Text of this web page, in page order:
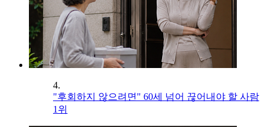
4.
"후회하지 않으려면" 60세 넘어 끊어내야 할 사람
1위